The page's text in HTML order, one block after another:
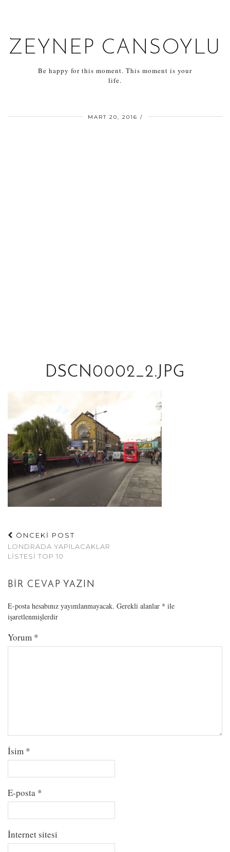
ZEYNEP CANSOYLU
Be happy for this moment. This moment is your
life.
MART 20, 2016
DSCN0002_2.JPG
ÖNCEKİ POST
LONDRADA YAPILACAKLAR
LISTESI TOP 10
BIR CEVAP YAZIN
E-posta hesabınız yayımlanmayacak. Gerekli alanlar * ile
işaretlenmişlerdir
Yorum *
İsim *
E-posta *
İnternet sitesi